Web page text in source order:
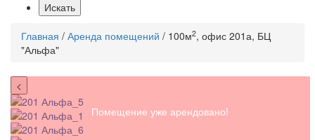
Главная / Аренда помещений / 100м2, офис 201а, БЦ
"Альфа"
Помещение уже арендовано!
<